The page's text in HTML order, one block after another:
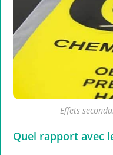
Effets
Quel rapport avec